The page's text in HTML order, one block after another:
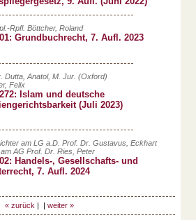
Rpfl. Böttcher, Roland
Grundbuchrecht, 7. Aufl. 2023
Dutta, Anatol, M. Jur. (Oxford)
Felix
Islam und deutsche
(Juli 2023)
am LG a.D. Prof. Dr. Gustavus, Eckhart
AG Prof. Dr. Ries, Peter
Handels-, Gesellschafts- und
7. Aufl. 2024
« zurück | |weiter »